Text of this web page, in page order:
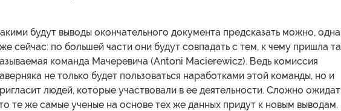
будут выводы окончательного документа предсказать можно,
сейчас: по большей части они будут совпадать с тем, к чему пришла
команда Мачеревича (Antoni Macierewicz). Ведь комиссия
не только будет пользоваться наработками этой команды, но и
людей, которые участвовали в ее деятельности. Сложно
те же самые ученые на основе тех же данных придут к новым выводам.